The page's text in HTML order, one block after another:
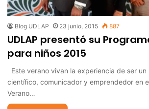
Blog UDLAP 23 junio, 2015 887
UDLAP presentó su
para niños 2015
Este verano vivan la experiencia de ser
científico, comunicador y emprendedor en
Verano…